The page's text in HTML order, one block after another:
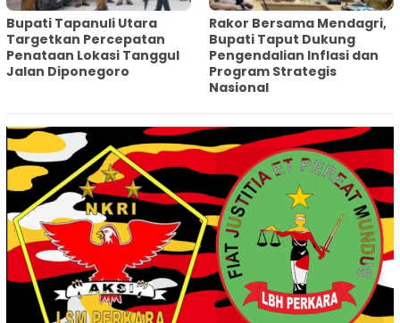
‎Bupati Tapanuli Utara
Targetkan Percepatan
Penataan Lokasi Tanggul
Jalan Diponegoro
Rakor Bersama Mendagri,
Bupati Taput Dukung
Pengendalian Inflasi dan
Program Strategis
Nasional‎